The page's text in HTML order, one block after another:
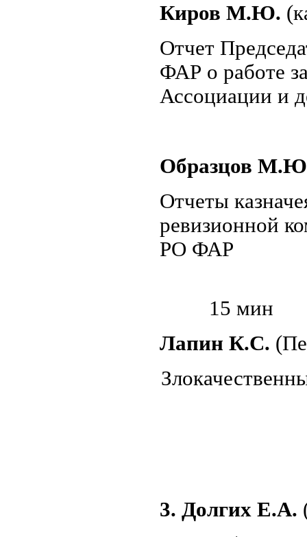
Киров М.Ю.
Отчет
ФАР о работе
Ассоциации и
Образцов
Отчеты
ревизионной
РО ФАР
15 мин
Лапин К.С.
3. Долгих Е.А.